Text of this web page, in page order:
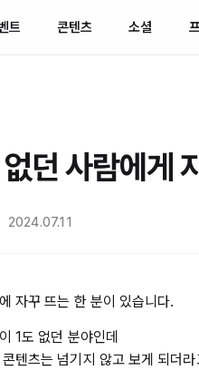
트 콘텐츠 소셜
던 사람에게
2024.07.11
자꾸 뜨는 한 분이 있습니다.
1도 없던 분야인데
텐츠는 넘기지 않고 보게 되더라